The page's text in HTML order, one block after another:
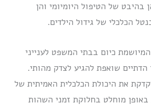
בהיבט של הטיפול היומיומי והן
הכלכלי של גידול הילדים.
כיום בבתי המשפט לענייני
שואפת להגיע לצדק מהותי.
את היכולת הכלכלית האמיתית של
מוחלט בחלוקת זמני השהות